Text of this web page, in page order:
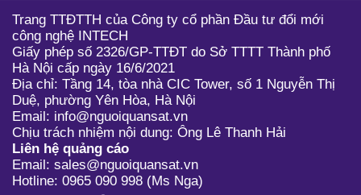
Trang TTĐTTH của Công ty cổ phần Đầu tư đổi mới
công nghệ INTECH
Giấy phép số 2326/GP-TTĐT do Sở TTTT Thành phố
Hà Nội cấp ngày 16/6/2021
Địa chỉ: Tầng 14, tòa nhà CIC Tower, số 1 Nguyễn Thị
Duệ, phường Yên Hòa, Hà Nội
Email: info@nguoiquansat.vn
Chịu trách nhiệm nội dung: Ông Lê Thanh Hải
Liên hệ quảng cáo
Email: sales@nguoiquansat.vn
Hotline: 0965 090 998 (Ms Nga)